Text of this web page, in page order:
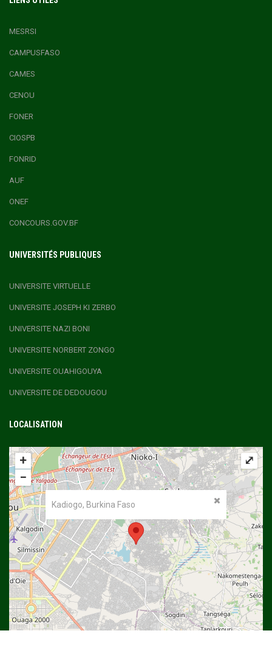
MESRSI
CAMPUSFASO
CAMES
CENOU
FONER
CIOSPB
FONRID
AUF
ONEF
CONCOURS.GOV.BF
UNIVERSITÉS PUBLIQUES
UNIVERSITE VIRTUELLE
UNIVERSITE JOSEPH KI ZERBO
UNIVERSITE NAZI BONI
UNIVERSITE NORBERT ZONGO
UNIVERSITE OUAHIGOUYA
UNIVERSITE DE DEDOUGOU
LOCALISATION
Kadiogo, Burkina Faso
+
−
⤢